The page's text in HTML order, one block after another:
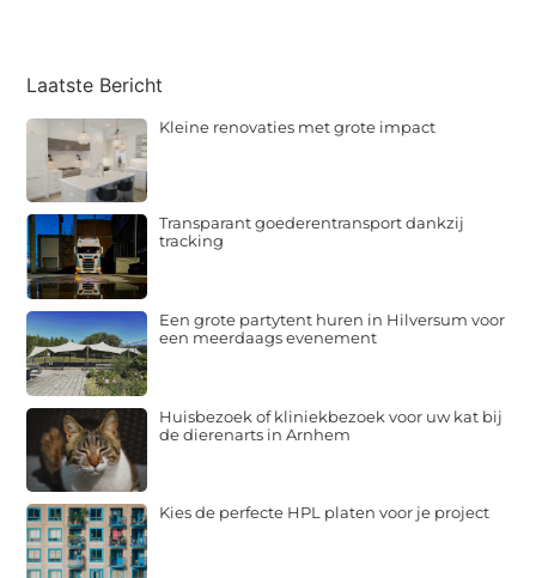
Laatste Bericht
Kleine renovaties met grote impact
Transparant goederentransport dankzij
tracking
Een grote partytent huren in Hilversum voor
een meerdaags evenement
Huisbezoek of kliniekbezoek voor uw kat bij
de dierenarts in Arnhem
Kies de perfecte HPL platen voor je project